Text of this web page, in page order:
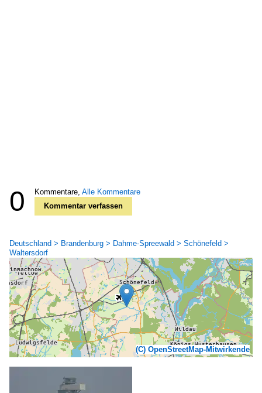
0 Kommentare, Alle Kommentare
Kommentar verfassen
Deutschland > Brandenburg > Dahme-Spreewald > Schönefeld >
Waltersdorf
(C) OpenStreetMap-Mitwirkende